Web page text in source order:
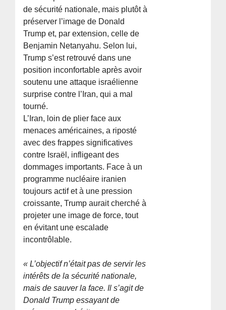
de sécurité nationale, mais plutôt à
préserver l’image de Donald
Trump et, par extension, celle de
Benjamin Netanyahu. Selon lui,
Trump s’est retrouvé dans une
position inconfortable après avoir
soutenu une attaque israélienne
surprise contre l’Iran, qui a mal
tourné.
L’Iran, loin de plier face aux
menaces américaines, a riposté
avec des frappes significatives
contre Israël, infligeant des
dommages importants. Face à un
programme nucléaire iranien
toujours actif et à une pression
croissante, Trump aurait cherché à
projeter une image de force, tout
en évitant une escalade
incontrôlable.
« L’objectif n’était pas de servir les
intérêts de la sécurité nationale,
mais de sauver la face. Il s’agit de
Donald Trump essayant de